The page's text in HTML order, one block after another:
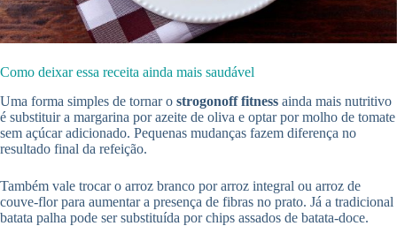
Como deixar essa receita ainda mais saudável
Uma forma simples de tornar o strogonoff fitness ainda mais nutritivo
é substituir a margarina por azeite de oliva e optar por molho de tomate
sem açúcar adicionado. Pequenas mudanças fazem diferença no
resultado final da refeição.
Também vale trocar o arroz branco por arroz integral ou arroz de
couve-flor para aumentar a presença de fibras no prato. Já a tradicional
batata palha pode ser substituída por chips assados de batata-doce.